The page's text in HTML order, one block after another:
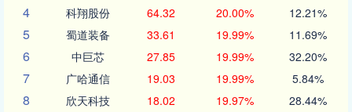
4 科翔股份 64.32 20.00% 12.21%
5 蜀道装备 33.61 19.99% 11.69%
6 中巨芯 27.85 19.99% 32.20%
7 广哈通信 19.03 19.99% 5.84%
8 欣天科技 18.02 19.97% 28.44%